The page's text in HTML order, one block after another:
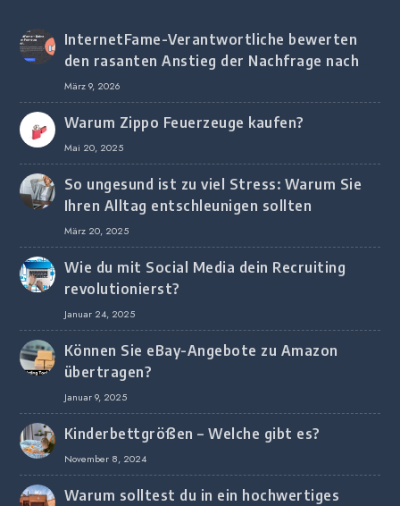
InternetFame-Verantwortliche bewerten
den rasanten Anstieg der Nachfrage nach
digitalem Marketing bei deutschen
Unternehmen
März 9, 2026
Warum Zippo Feuerzeuge kaufen?
Mai 20, 2025
So ungesund ist zu viel Stress: Warum Sie
Ihren Alltag entschleunigen sollten
März 20, 2025
Wie du mit Social Media dein Recruiting
revolutionierst?
Januar 24, 2025
Können Sie eBay-Angebote zu Amazon
übertragen?
Januar 9, 2025
Kinderbettgrößen – Welche gibt es?
November 8, 2024
Warum solltest du in ein hochwertiges